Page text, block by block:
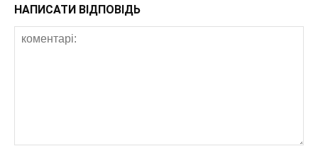
НАПИСАТИ ВІДПОВІДЬ